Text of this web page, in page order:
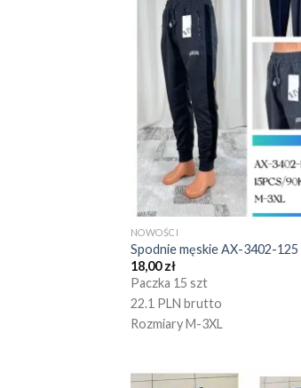
NOWOŚCI
Spodnie męskie AX-3402-125
18,00zł
Paczka 15 szt
22.1 PLN brutto
Rozmiary M-3XL